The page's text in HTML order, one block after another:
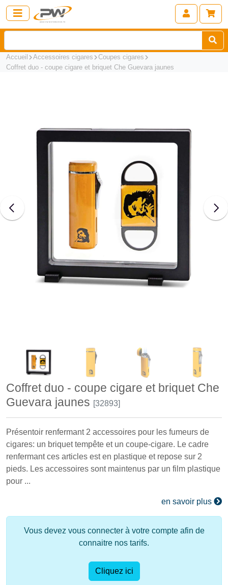
Accueil Accessoires cigares
Coupes cigares
Coffret duo - coupe cigare et briquet Che Guevara jaunes
Coffret duo - coupe cigare et briquet Che
Guevara jaunes [32893]
Présentoir renfermant 2 accessoires pour les fumeurs de
cigares: un briquet tempête et un coupe-cigare. Le cadre
renfermant ces articles est en plastique et repose sur 2
pieds. Les accessoires sont maintenus par un film plastique
pour ...
en savoir plus
Vous devez vous connecter à votre compte afin de
connaitre nos tarifs.
Cliquez ici